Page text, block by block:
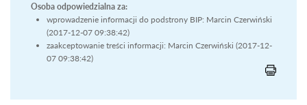
Osoba odpowiedzialna za:
wprowadzenie informacji do podstrony BIP: Marcin Czerwiński
(2017-12-07 09:38:42)
zaakceptowanie treści informacji: Marcin Czerwiński (2017-12-
07 09:38:42)